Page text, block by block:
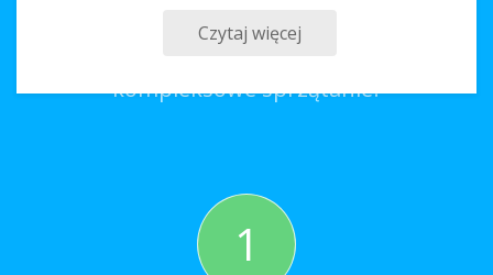
Czytaj więcej
kompleksowe sprzątanie?
1